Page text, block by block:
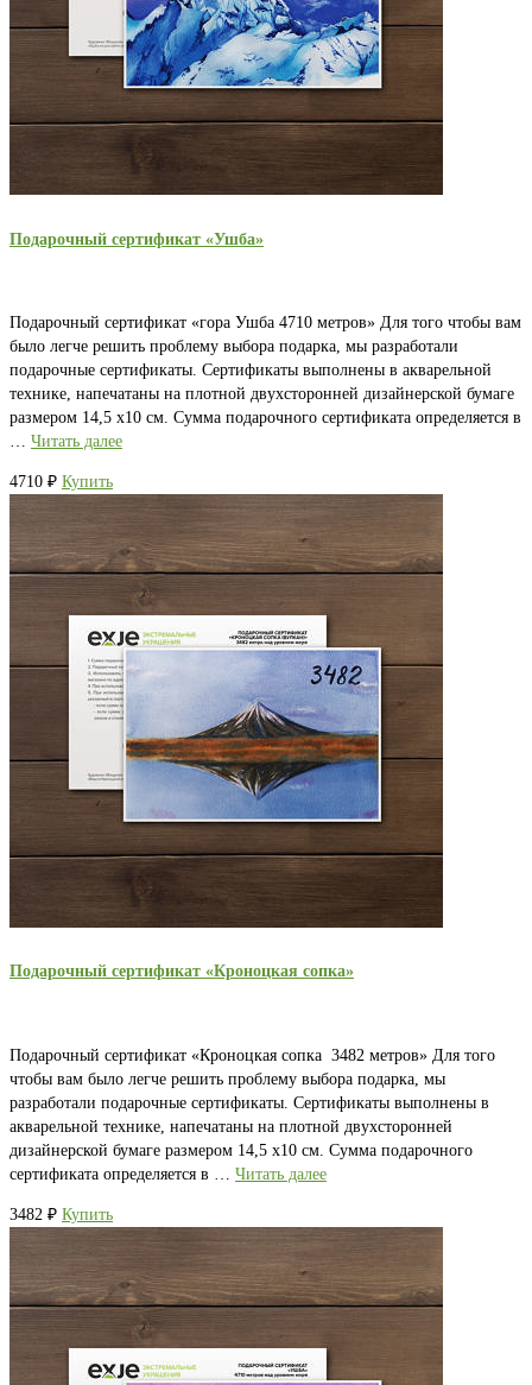
Подарочный сертификат «Ушба»
Подарочный сертификат «гора Ушба 4710 метров» Для того чтобы вам
было легче решить проблему выбора подарка, мы разработали
подарочные сертификаты. Сертификаты выполнены в акварельной
технике, напечатаны на плотной двухсторонней дизайнерской бумаге
размером 14,5 х10 см. Сумма подарочного сертификата определяется в
Читать далее
4710 ₽ Купить
Подарочный сертификат «Кроноцкая сопка»
Подарочный сертификат «Кроноцкая сопка 3482 метров» Для того
чтобы вам было легче решить проблему выбора подарка, мы
разработали подарочные сертификаты. Сертификаты выполнены в
акварельной технике, напечатаны на плотной двухсторонней
дизайнерской бумаге размером 14,5 х10 см. Сумма подарочного
сертификата определяется в … Читать далее
3482 ₽ Купить